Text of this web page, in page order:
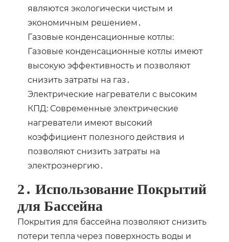
являются экологически чистым и
экономичным решением․
Газовые конденсационные котлы:
Газовые конденсационные котлы имеют
высокую эффективность и позволяют
снизить затраты на газ․
Электрические нагреватели с высоким
КПД: Современные электрические
нагреватели имеют высокий
коэффициент полезного действия и
позволяют снизить затраты на
электроэнергию․
2․ Использование Покрытий
для Бассейна
Покрытия для бассейна позволяют снизить
потери тепла через поверхность воды и